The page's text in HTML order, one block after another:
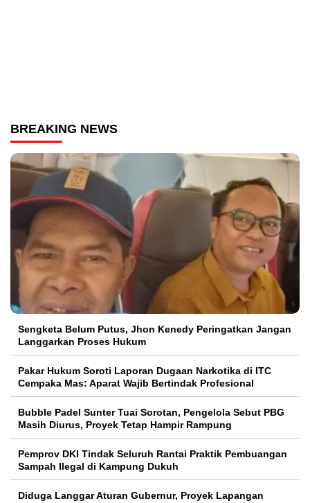
BREAKING NEWS
Sengketa Belum Putus, Jhon Kenedy Peringatkan Jangan
Langgarkan Proses Hukum
Pakar Hukum Soroti Laporan Dugaan Narkotika di ITC
Cempaka Mas: Aparat Wajib Bertindak Profesional
Bubble Padel Sunter Tuai Sorotan, Pengelola Sebut PBG
Masih Diurus, Proyek Tetap Hampir Rampung
Pemprov DKI Tindak Seluruh Rantai Praktik Pembuangan
Sampah Ilegal di Kampung Dukuh
Diduga Langgar Aturan Gubernur, Proyek Lapangan